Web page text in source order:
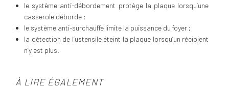
le système anti-débordement protège la plaque lorsqu’une
casserole déborde ;
le système anti-surchauffe limite la puissance du foyer ;
la détection de l’ustensile éteint la plaque lorsqu’un récipient
n’y est plus.
À LIRE ÉGALEMENT